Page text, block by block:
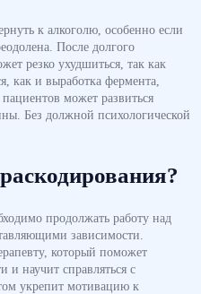
к алкоголю, особенно если
После долгого
резко ухудшиться, так как
как и выработка фермента,
может развиться
Без должной психологической
продолжать работу над
зависимости.
который поможет
и научит справляться с
укрепит мотивацию к